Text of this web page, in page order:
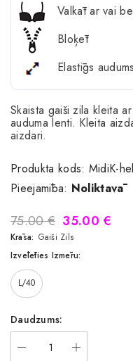
Valkāt ar vai
Bloķēt
Elastīgs audums
Skaista gaiši zila kleita
auduma lenti. Kleita
aizdari.
Produkta kods: MidiK-
Pieejamība: Noliktavā
75.00 € 35.00 €
Krāsa: Gaiši Zils
Izvēlēties Izmēru:
L/40
Daudzums: